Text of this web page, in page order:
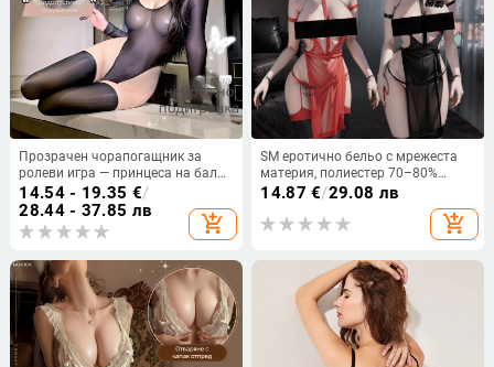
Прозрачен чорапогащник за
ролеви игра — принцеса на бала,
полиестер 90–95%, висока
еластичност
14.54 - 19.35 €/
28.44 - 37.85 лв
add_shopping_cart
SM еротично бельо с мрежеста
материя, полиестер 70–80%
съдържание, униформен стил, за
14.87 €/29.08 лв
add_shopping_cart